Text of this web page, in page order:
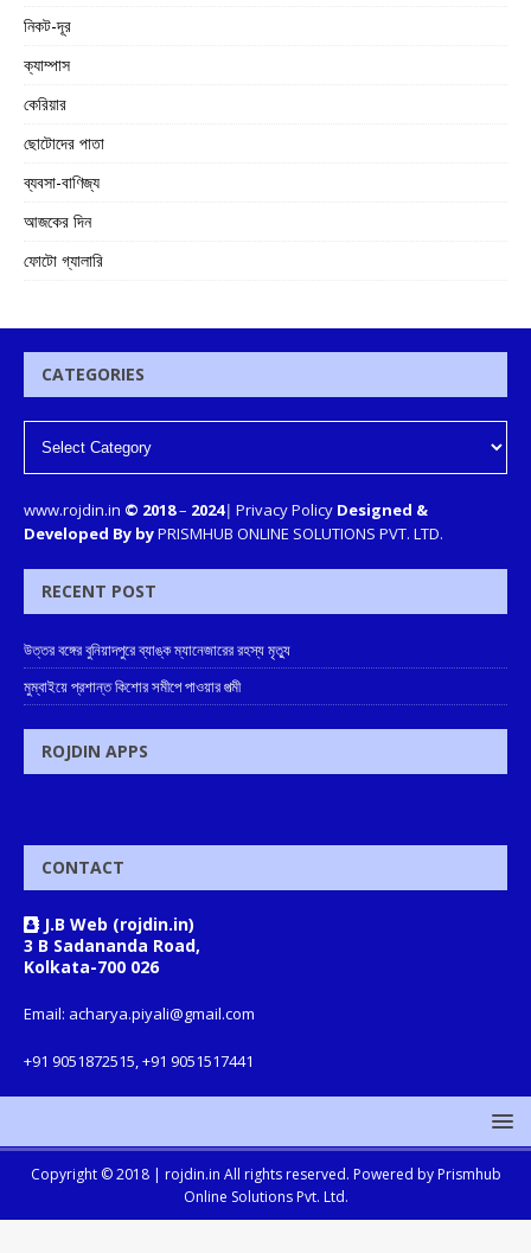
নিকট-দূর
ক্যাম্পাস
কেরিয়ার
ছোটোদের পাতা
ব্যবসা-বাণিজ্য
আজকের দিন
ফোটো গ্যালারি
CATEGORIES
www.rojdin.in © 2018– 2024| Privacy Policy Designed &
Developed By byPRISMHUB ONLINE SOLUTIONS PVT. LTD.
RECENT POST
উত্তর বঙ্গের বুনিয়াদপুরে ব্যাঙ্ক ম্যানেজারের রহস্য মৃত্যু
মুম্বাইয়ে প্রশান্ত কিশোর সমীপে পাওয়ার পত্মী
ROJDIN APPS
CONTACT
J.B Web (rojdin.in)
3 B Sadananda Road,
Kolkata-700 026
Email: acharya.piyali@gmail.com
+91 9051872515, +91 9051517441
Copyright © 2018 | rojdin.in All rights reserved. Powered by Prismhub
Online Solutions Pvt. Ltd.